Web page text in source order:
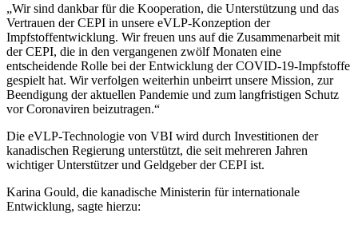
„Wir sind dankbar für die Kooperation, die Unterstützung und das
Vertrauen der CEPI in unsere eVLP-Konzeption der
Impfstoffentwicklung. Wir freuen uns auf die Zusammenarbeit mit
der CEPI, die in den vergangenen zwölf Monaten eine
entscheidende Rolle bei der Entwicklung der COVID-19-Impfstoffe
gespielt hat. Wir verfolgen weiterhin unbeirrt unsere Mission, zur
Beendigung der aktuellen Pandemie und zum langfristigen Schutz
vor Coronaviren beizutragen.“
Die eVLP-Technologie von VBI wird durch Investitionen der
kanadischen Regierung unterstützt, die seit mehreren Jahren
wichtiger Unterstützer und Geldgeber der CEPI ist.
Karina Gould, die kanadische Ministerin für internationale
Entwicklung, sagte hierzu: